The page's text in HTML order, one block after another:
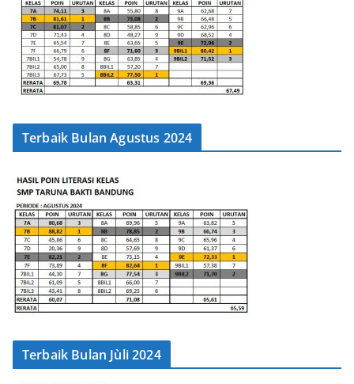
Terbaik Bulan Agustus 2024
Terbaik Bulan Jùli 2024